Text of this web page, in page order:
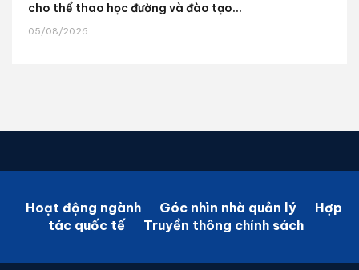
cho thể thao học đường và đào tạo...
05/08/2026
Hoạt động ngành Góc nhìn nhà quản lý
Hợp
tác quốc tế
Truyền thông chính sách